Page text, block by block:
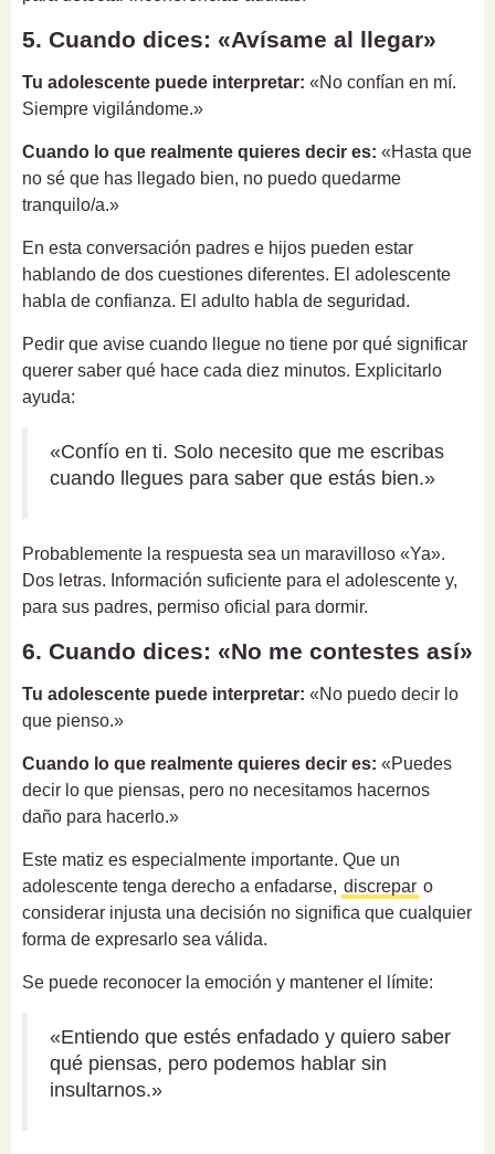
5. Cuando dices: «Avísame al llegar»
Tu adolescente puede interpretar: «No confían en mí.
Siempre vigilándome.»
Cuando lo que realmente quieres decir es: «Hasta que
no sé que has llegado bien, no puedo quedarme
tranquilo/a.»
En esta conversación padres e hijos pueden estar
hablando de dos cuestiones diferentes. El adolescente
habla de confianza. El adulto habla de seguridad.
Pedir que avise cuando llegue no tiene por qué significar
querer saber qué hace cada diez minutos. Explicitarlo
ayuda:
«Confío en ti. Solo necesito que me escribas
cuando llegues para saber que estás bien.»
Probablemente la respuesta sea un maravilloso «Ya».
Dos letras. Información suficiente para el adolescente y,
para sus padres, permiso oficial para dormir.
6. Cuando dices: «No me contestes así»
Tu adolescente puede interpretar: «No puedo decir lo
que pienso.»
Cuando lo que realmente quieres decir es: «Puedes
decir lo que piensas, pero no necesitamos hacernos
daño para hacerlo.»
Este matiz es especialmente importante. Que un
adolescente tenga derecho a enfadarse, discrepar o
considerar injusta una decisión no significa que cualquier
forma de expresarlo sea válida.
Se puede reconocer la emoción y mantener el límite:
«Entiendo que estés enfadado y quiero saber
qué piensas, pero podemos hablar sin
insultarnos.»